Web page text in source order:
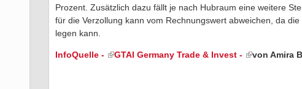
Prozent. Zusätzlich dazu fällt je nach Hubraum eine weitere
für die Verzollung kann vom Rechnungswert abweichen, da
legen kann.
InfoQuelle - GTAI Germany Trade & Invest - von Amira